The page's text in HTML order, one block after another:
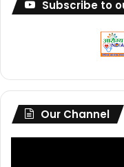
Subscribe to
Our Channel